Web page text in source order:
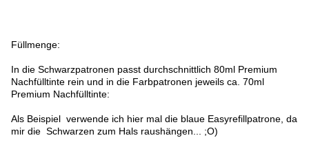
Füllmenge:
In die Schwarzpatronen passt durchschnittlich 80ml Premium
Nachfülltinte rein und in die Farbpatronen jeweils ca. 70ml
Premium Nachfülltinte:
Als Beispiel verwende ich hier mal die blaue Easyrefillpatrone, da
mir die Schwarzen zum Hals raushängen... ;O)